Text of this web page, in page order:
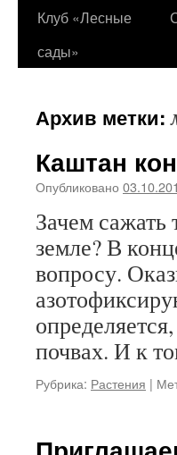
Клуб «Лесные
сады»
Архив метки:
Каштан
Опубликовано
Зачем сажать
земле? В
вопросу.
почвах. И к
Рубрика: Растения |